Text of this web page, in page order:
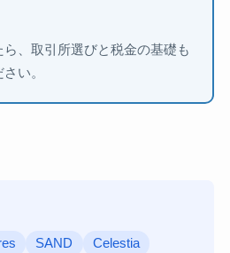
、取引所選びと税金の基礎も
い。
SAND Celestia